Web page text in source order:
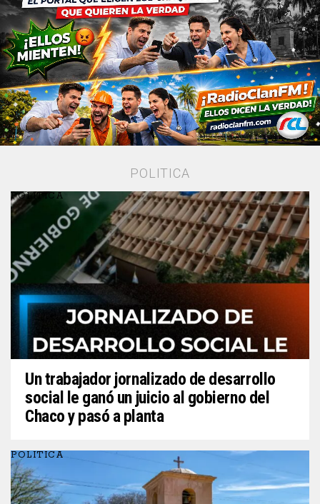
POLITICA
POLITICA
Un trabajador jornalizado de desarrollo
social le ganó un juicio al gobierno del
Chaco y pasó a planta
POLITICA